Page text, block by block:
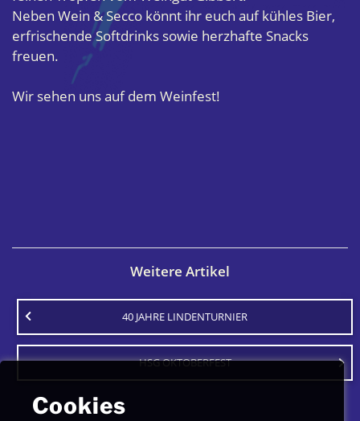
Neben Wein & Secco könnt ihr euch auf kühles Bier,
erfrischende Softdrinks sowie herzhafte Snacks
freuen.
Wir sehen uns auf dem Weinfest!
Weitere Artikel
40 JAHRE LINDENTURNIER
HSG OKTOBERFEST
Cookies